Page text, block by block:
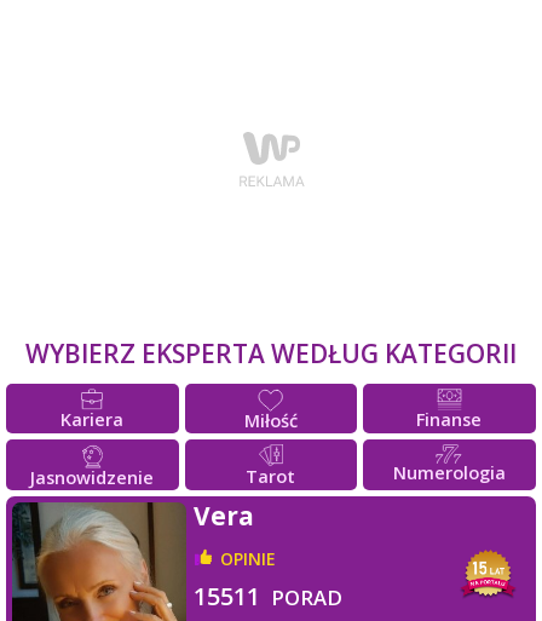
WYBIERZ EKSPERTA WEDŁUG KATEGORII
Kariera Miłość Finanse
Jasnowidzenie Tarot Numerologia
Vera
OPINIE
15511 PORAD